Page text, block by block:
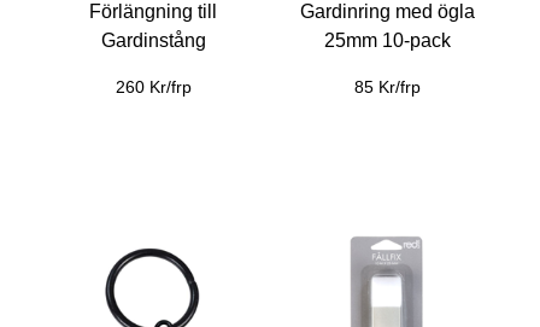
Förlängning till
Gardinstång
260 Kr/frp
Gardinring med ögla
25mm 10-pack
85 Kr/frp